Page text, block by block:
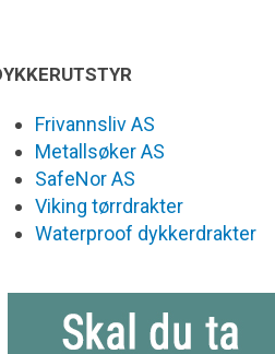
Frivannsliv AS
Metallsøker AS
SafeNor AS
Viking tørrdrakter
Waterproof dykkerdrakter